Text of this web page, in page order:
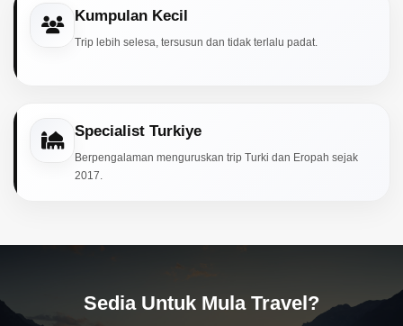
Kumpulan Kecil
Trip lebih selesa, tersusun dan tidak terlalu padat.
Specialist Turkiye
Berpengalaman menguruskan trip Turki dan Eropah sejak
2017.
Sedia Untuk Mula Travel?